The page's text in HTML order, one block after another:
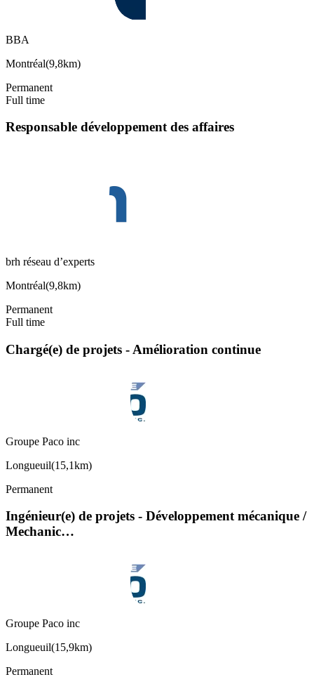
BBA
Montréal(9,8km)
Permanent
Full time
Responsable développement des affaires
brh réseau d’experts
Montréal(9,8km)
Permanent
Full time
Chargé(e) de projets - Amélioration continue
Groupe Paco inc
Longueuil(15,1km)
Permanent
Ingénieur(e) de projets - Développement mécanique /
Mechanic…
Groupe Paco inc
Longueuil(15,9km)
Permanent